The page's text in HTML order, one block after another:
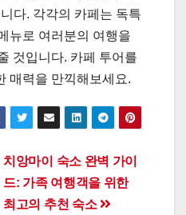
다. 각각의 카페는 독특
뉴로 여러분의 여행을
것입니다. 카페 투어를
매력을 만끽해보세요.
치앙마이 숙소 완벽 가이
드: 가족 여행객을 위한
최고의 추천 숙소